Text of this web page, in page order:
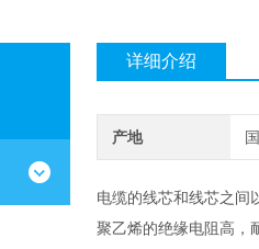
详细介绍
产地
电缆的线芯和线芯之间
聚乙烯的绝缘电阻高，